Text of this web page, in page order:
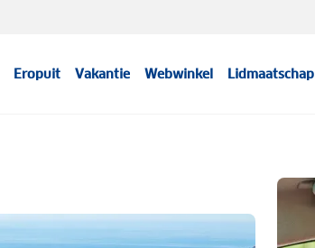
Eropuit Vakantie Webwinkel Lidmaatschap